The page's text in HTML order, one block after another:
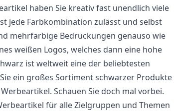
haben Sie kreativ fast unendlich viele
jede Farbkombination zulässt und selbst
mehrfarbige Bedruckungen genauso wie
weißen Logos, welches dann eine hohe
ist weltweit eine der beliebtesten
ein großes Sortiment schwarzer Produkte
Schauen Sie doch mal vorbei.
für alle Zielgruppen und Themen